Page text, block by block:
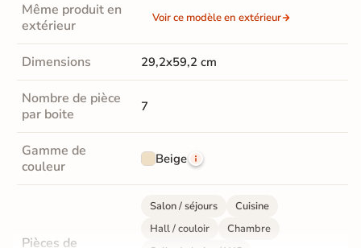
Même produit en
extérieur
Voir ce modèle en extérieur
Dimensions 29,2x59,2 cm
Nombre de pièce
par boite
7
Gamme de
couleur
Beige
Pièces de
Salon / séjours
Cuisine
Hall / couloir
Chambre